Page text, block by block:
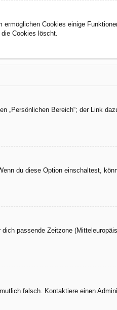
Cookies einige
Cookies löscht.
„Persönlichen Bereich“; der Link
du diese Option einschaltest,
passende Zeitzone
falsch. Kontaktiere einen